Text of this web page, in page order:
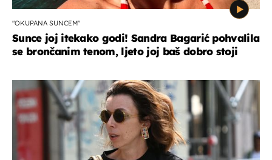
"OKUPANA SUNCEM"
Sunce joj itekako godi! Sandra Bagarić pohvalila
se brončanim tenom, ljeto joj baš dobro stoji